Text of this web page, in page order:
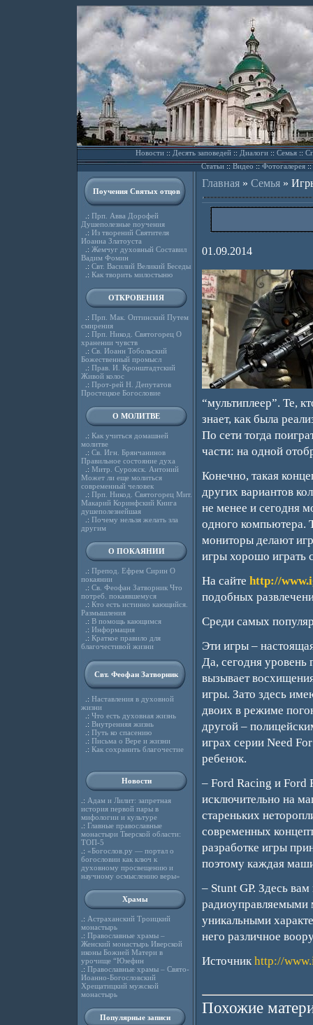
Новости::Десять заповедей::Диалоги::Семья::
Статьи::Видео ::Фотогалерея::
Поучения Святых отцов
.: Прп. Авва Дорофей
Душеполезные поучения
.: Из творений Святителя
Иоанна Златоуста
.: Жемчуг духовный Составил
Вадим Фомин
.: Свт. Василий Великий Беседы
.: Как творить милостыню
ОТКРОВЕНИЯ
.: Прп. Мак. Оптинский Путем
смирения
.: Прп. Никод. Святогорец О
хранении чувств
.: Св. Иоанн Тобольский
Божественный промысл
.: Прав. И. Кронштадтский
Живой колос
.: Прот-рей Н. Депутатов
Простецкое Богословие
О МОЛИТВЕ
.: Как учиться домашней
молитве
.: Св. Игн. Брянчанинов
Правильное состояние духа
.: Митр. Сурожск. Антоний
Может ли еще молиться
современный человек
.: Прп. Никод. Святогорец Мит.
Макарий Коринфский Книга
душеполезнейшая
.: Почему нельзя желать зла
другим
О ПОКАЯНИИ
.: Препод. Ефрем Сирин О
покаянии
.: Св. Феофан Затворник Что
потреб. покаявшемуся
.: Кто есть истинно кающийся.
Размышления
.: В помощь кающимся
.: Информация
.: Краткое правило для
благочестивой жизни
Свт. Феофан Затворник
.: Наставления в духовной
жизни
.: Что есть духовная жизнь
.: Внутренняя жизнь
.: Путь ко спасению
.: Письма о Вере и жизни
.: Как сохранить благочестие
Новости
.: Адам и Лилит: запретная
история первой пары в
мифологии и культуре
.: Главные православные
монастыри Тверской области:
ТОП-5
.: «Богослов.ру — портал о
богословии как ключ к
духовному просвещению и
научному осмыслению веры»
Храмы
.: Астраханский Троицкий
монастырь
.: Православные храмы –
Женский монастырь Иверской
иконы Божией Матери в
урочище “Юзефин
.: Православные храмы – Свято-
Иоанно-Богословский
Хрещатицкий мужской
монастырь
Популярные записи
Главная» Семья»
01.09.2014
“мультиплеер”. Те,
знает, как была
По сети тогда
части: на одной
Конечно, такая
других вариантов
не менее и сегодня
одного компьютера.
мониторы делают
игры хорошо играть
На сайте http://
подобных
Среди самых
Эти игры –
Да, сегодня уровень
вызывает
игры. Зато здесь
двоих в режиме
другой –
играх серии Need
ребенок.
– Ford Racing и Ford
исключительно на
стареньких
современных
разработке игры
поэтому каждая
– Stunt GP. Здесь
радиоуправляемыми
уникальными
него различное
Источник http://
Похожие